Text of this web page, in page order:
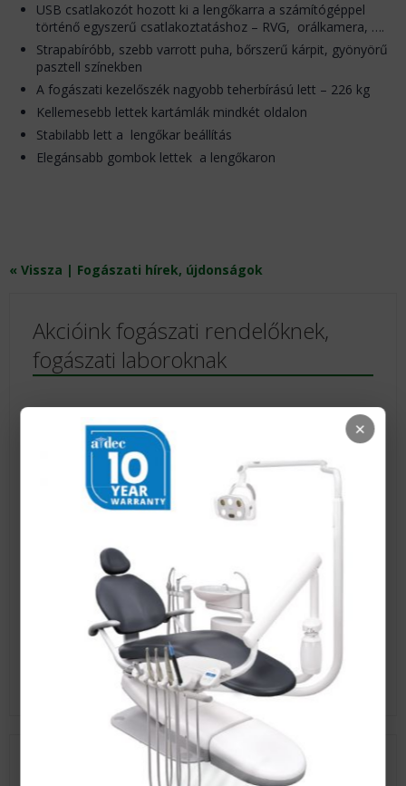
USB csatlakozót hozott ki a lengőkarra a számítógéppel
történő egyszerű csatlakoztatáshoz – RVG, orálkamera, ….
Strapabíróbb, szebb varrott puha, bőrszerű kárpit, gyönyörű
pasztell színekben
A fogászati kezelőszék nagyobb teherbírású lett – 226 kg
Kellemesebb lettek kartámlák mindkét oldalon
Stabilabb lett a lengőkar beállítás
Elegánsabb gombok lettek a lengőkaron
« Vissza | Fogászati hírek, újdonságok
Akcióink fogászati rendelőknek,
fogászati laboroknak
fejlesztés performer áron!
Minimális karbantartási igénnyel és 10 év
gyártói garanciával
mellett nyugodtan fejlődhet
Az A-dec most megduplázta az eleve hosszú,
5 éves gyártói garanciát és mostantól 10
évet vállal.
Csak az a gyártó ad hosszú távú garanciát,
amelyik biztos a saját minőségében.
A-dec.
Aktuális fogászati híreink
×